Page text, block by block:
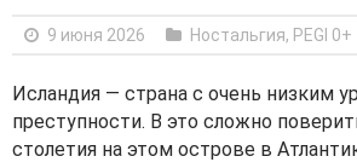
9 июня 2026 Ностальгия, PEGI 0+
Исландия — страна с очень низким
преступности. В это сложно
столетия на этом острове в